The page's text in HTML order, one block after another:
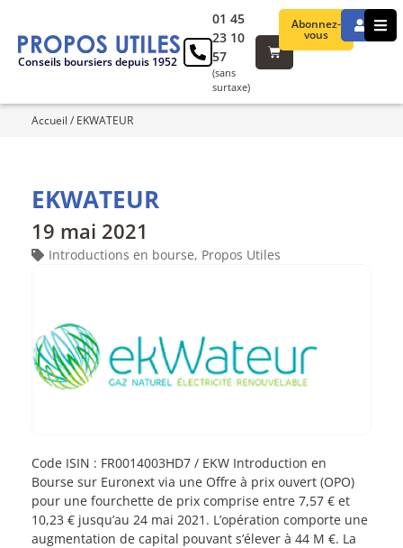
Conseils boursiers depuis 1952
Abonnez-
vous
01 45
23 10
57
(sans
surtaxe)
Accueil / EKWATEUR
EKWATEUR
19 mai 2021
Introductions en bourse, Propos Utiles
Code ISIN : FR0014003HD7 / EKW Introduction en
Bourse sur Euronext via une Offre à prix ouvert (OPO)
pour une fourchette de prix comprise entre 7,57 € et
10,23 € jusqu’au 24 mai 2021. L’opération comporte une
augmentation de capital pouvant s’élever à 44 M €. La